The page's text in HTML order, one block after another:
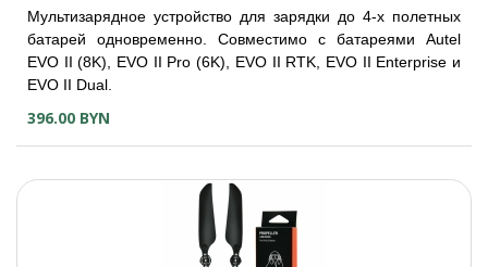
Мультизарядное устройство для зарядки до 4-х полетных
батарей одновременно. Совместимо с батареями Autel
EVO II (8K), EVO II Pro (6K), EVO II RTK, EVO II Enterprise и
EVO II Dual.
396.00 BYN